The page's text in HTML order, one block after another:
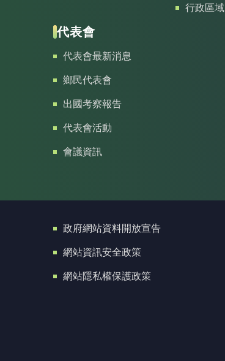
行政區域
代表會
代表會最新消息
鄉民代表會
出國考察報告
代表會活動
會議資訊
政府網站資料開放宣告
網站資訊安全政策
網站隱私權保護政策